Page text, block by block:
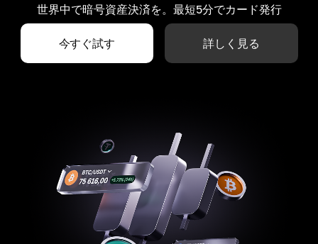
世界中で暗号資産決済を。最短5分でカード発行
今すぐ試す 詳しく見る